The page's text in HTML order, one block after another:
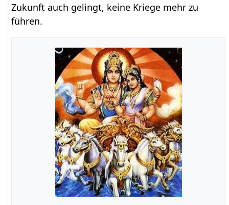
Zukunft auch gelingt, keine Kriege mehr zu
führen.